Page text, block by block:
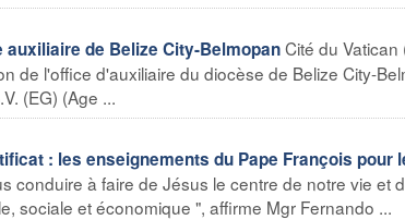
auxiliaire de Belize City-BelmopanCité du
de l'office d'auxiliaire du diocèse de Belize City-
(EG) (Age ...
: les enseignements du Pape François pour
conduire à faire de Jésus le centre de notre vie et
sociale et économique ", affirme Mgr Fernando ...